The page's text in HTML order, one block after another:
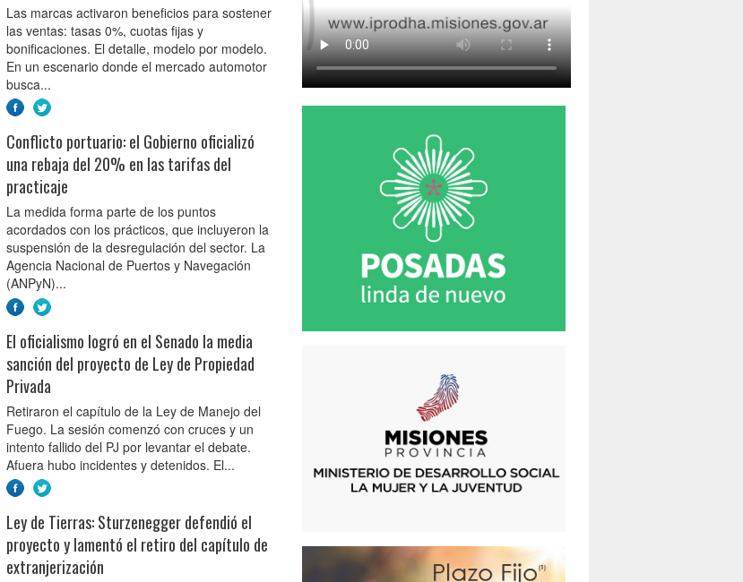
Las marcas activaron beneficios para sostener
las ventas: tasas 0%, cuotas fijas y
bonificaciones. El detalle, modelo por modelo.
En un escenario donde el mercado automotor
busca...
Conflicto portuario: el Gobierno oficializó
una rebaja del 20% en las tarifas del
practicaje
La medida forma parte de los puntos
acordados con los prácticos, que incluyeron la
suspensión de la desregulación del sector. La
Agencia Nacional de Puertos y Navegación
(ANPyN)...
El oficialismo logró en el Senado la media
sanción del proyecto de Ley de Propiedad
Privada
Retiraron el capítulo de la Ley de Manejo del
Fuego. La sesión comenzó con cruces y un
intento fallido del PJ por levantar el debate.
Afuera hubo incidentes y detenidos. El...
Ley de Tierras: Sturzenegger defendió el
proyecto y lamentó el retiro del capítulo de
extranjerización